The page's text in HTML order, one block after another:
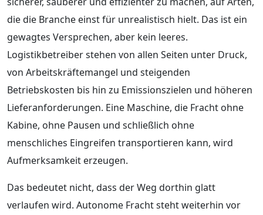
die die Branche einst für unrealistisch hielt. Das ist ein
gewagtes Versprechen, aber kein leeres.
Logistikbetreiber stehen von allen Seiten unter Druck,
von Arbeitskräftemangel und steigenden
Betriebskosten bis hin zu Emissionszielen und höheren
Lieferanforderungen. Eine Maschine, die Fracht ohne
Kabine, ohne Pausen und schließlich ohne
menschliches Eingreifen transportieren kann, wird
Aufmerksamkeit erzeugen.
Das bedeutet nicht, dass der Weg dorthin glatt
verlaufen wird. Autonome Fracht steht weiterhin vor